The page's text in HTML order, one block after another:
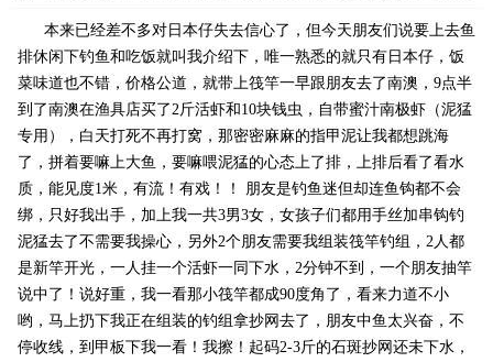
本来已经差不多对日本仔失去信心了，但今天朋友们说要上去鱼
排休闲下钓鱼和吃饭就叫我介绍下，唯一熟悉的就只有日本仔，饭
菜味道也不错，价格公道，就带上筏竿一早跟朋友去了南澳，9点半
到了南澳在渔具店买了2斤活虾和10块钱虫，自带蜜汁南极虾（泥猛
专用），白天打死不再打窝，那密密麻麻的指甲泥让我都想跳海
了，拼着要嘛上大鱼，要嘛喂泥猛的心态上了排，上排后看了看水
质，能见度1米，有流！有戏！！ 朋友是钓鱼迷但却连鱼钩都不会
绑，只好我出手，加上我一共3男3女，女孩子们都用手丝加串钩钓
泥猛去了不需要我操心，另外2个朋友需要我组装筏竿钓组，2人都
是新竿开光，一人挂一个活虾一同下水，2分钟不到，一个朋友抽竿
说中了！说好重，我一看那小筏竿都成90度角了，看来力道不小
哟，马上扔下我正在组装的钓组拿抄网去了，朋友中鱼太兴奋，不
停收线，到甲板下我一看！我擦！起码2-3斤的石斑抄网还未下水，